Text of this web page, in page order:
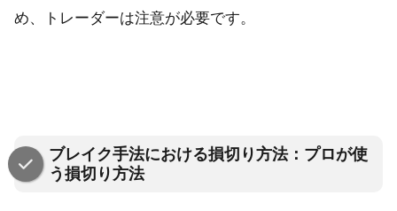
め、トレーダーは注意が必要です。
ブレイク手法における損切り方法：プロが使
う損切り方法